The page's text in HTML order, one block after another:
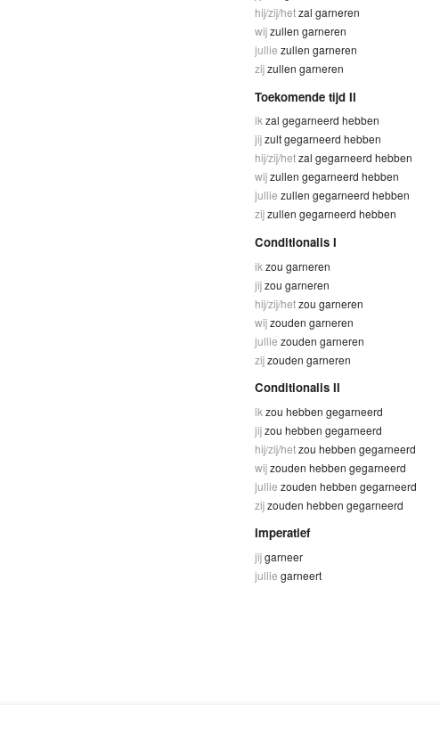
hij/zij/hetzal garneren
wijzullen garneren
jullie zullen garneren
zijzullen garneren
Toekomende tijd II
ikzal gegarneerd hebben
jijzult gegarneerd hebben
hij/zij/hetzal gegarneerd hebben
wijzullen gegarneerd hebben
jullie zullen gegarneerd hebben
zijzullen gegarneerd hebben
Conditionalis I
ik zou garneren
jijzou garneren
hij/zij/hetzou garneren
wijzouden garneren
jullie zouden garneren
zijzouden garneren
Conditionalis II
ik zou hebben gegarneerd
jijzou hebben gegarneerd
hij/zij/hetzou hebben gegarneerd
wijzouden hebben gegarneerd
jullie zouden hebben gegarneerd
zijzouden hebben gegarneerd
Imperatief
jijgarneer
jullie garneert